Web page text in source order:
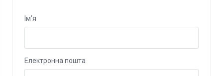
Ім’я
Електронна пошта